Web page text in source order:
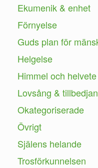
Ekumenik & enhet
Förnyelse
Guds plan för
Helgelse
Himmel och helvete
Lovsång & tillbedjan
Okategoriserade
Övrigt
Själens helande
Trosförkunnelsen